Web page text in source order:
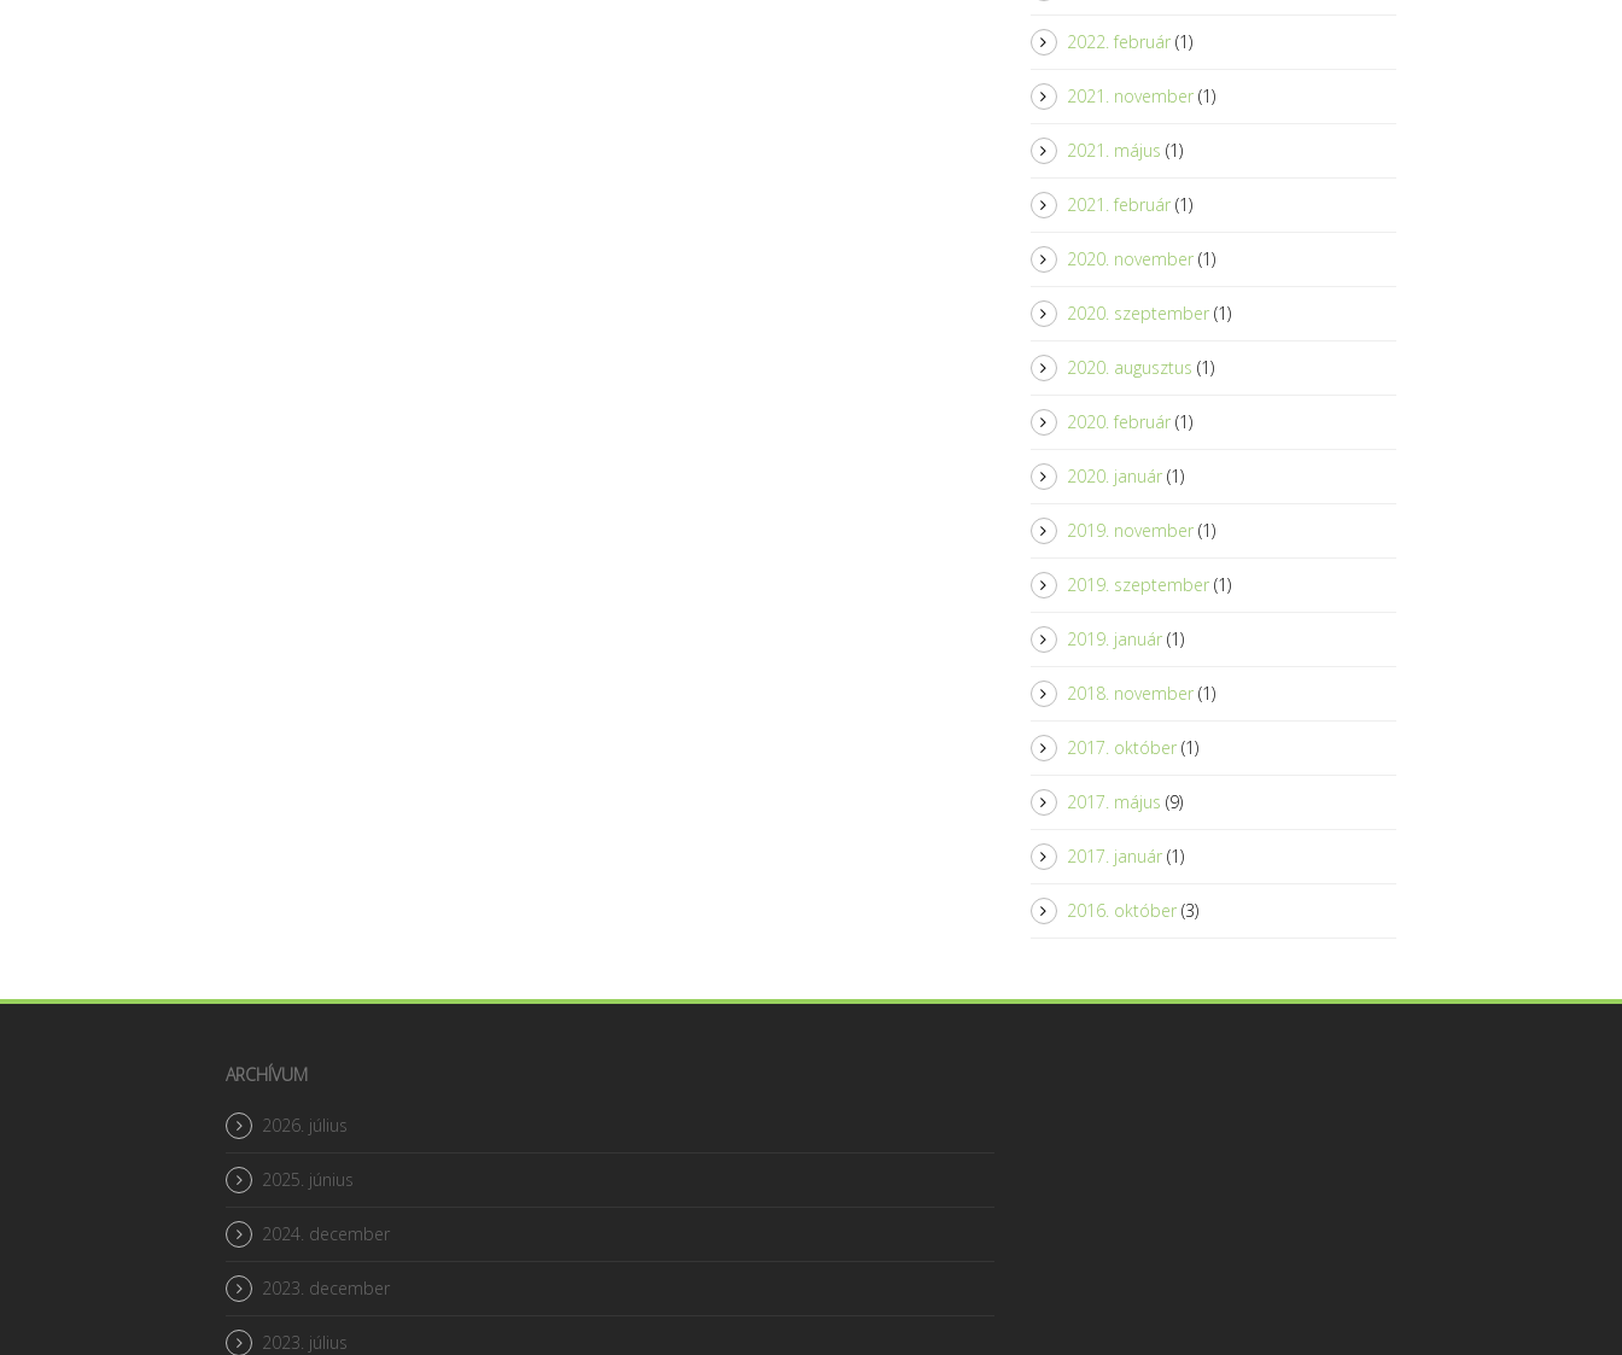
2022. február(1)
2021. november(1)
2021. május (1)
2021. február(1)
2020. november(1)
2020. szeptember(1)
2020. augusztus (1)
2020. február(1)
2020. január(1)
2019. november(1)
2019. szeptember(1)
2019. január(1)
2018. november(1)
2017. október(1)
2017. május (9)
2017. január(1)
2016. október(3)
ARCHÍVUM
2026. július
2025. június
2024. december
2023. december
2023. július